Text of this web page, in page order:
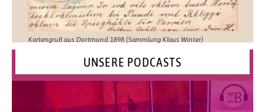
Kartengruß aus Dortmund 1898 (Sammlung Klaus Winter)
UNSERE PODCASTS